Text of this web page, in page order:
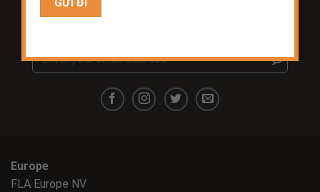
products and event updates.
Europe
FLA Europe NV